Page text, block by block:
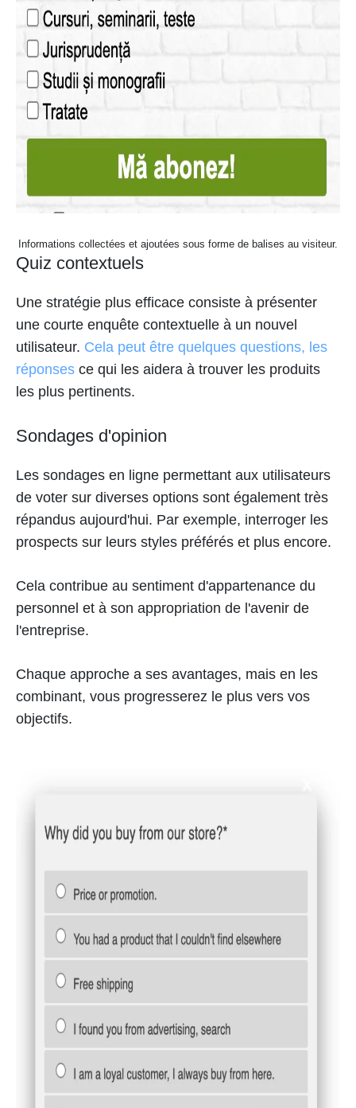
Informations collectées et ajoutées sous forme de balises au visiteur.
Quiz contextuels
Une stratégie plus efficace consiste à présenter
une courte enquête contextuelle à un nouvel
utilisateur. Cela peut être quelques questions, les
réponses ce qui les aidera à trouver les produits
les plus pertinents.
Sondages d'opinion
Les sondages en ligne permettant aux utilisateurs
de voter sur diverses options sont également très
répandus aujourd'hui. Par exemple, interroger les
prospects sur leurs styles préférés et plus encore.
Cela contribue au sentiment d'appartenance du
personnel et à son appropriation de l'avenir de
l'entreprise.
Chaque approche a ses avantages, mais en les
combinant, vous progresserez le plus vers vos
objectifs.